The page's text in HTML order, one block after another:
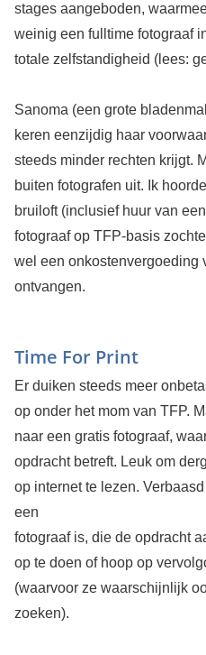
stages aangeboden,
weinig een fulltime fotograaf
totale zelfstandigheid (lees:
Sanoma (een grote
keren eenzijdig haar
steeds minder rechten krijgt.
buiten fotografen uit. Ik
bruiloft (inclusief huur van
fotograaf op TFP-basis
wel een onkostenvergoeding
ontvangen.
Time For Print
Er duiken steeds meer
op onder het mom van TFP.
naar een gratis fotograaf,
opdracht betreft. Leuk om
op internet te lezen.
een
fotograaf is, die de opdracht
op te doen of hoop op
(waarvoor ze waarschijnlijk
zoeken).